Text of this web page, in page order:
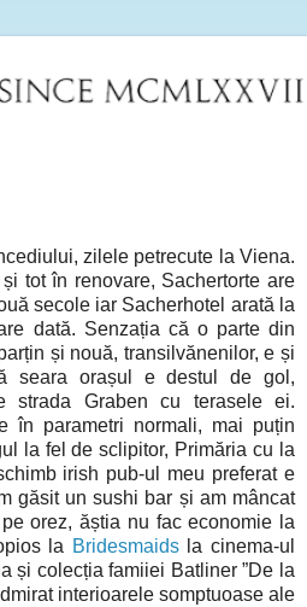
zilele petrecute la Viena.
tot în renovare, Sachertorte are
secole iar Sacherhotel arată la
dată. Senzația că o parte din
și nouă, transilvănenilor, e și
seara orașul e destul de gol,
strada Graben cu terasele ei.
în parametri normali, mai puțin
la fel de sclipitor, Primăria cu la
irish pub-ul meu preferat e
găsit un sushi bar și am mâncat
orez, ăștia nu fac economie la
la Bridesmaidsla cinema-ul
și colecția famiiei Batliner ”De la
interioarele somptuoase ale